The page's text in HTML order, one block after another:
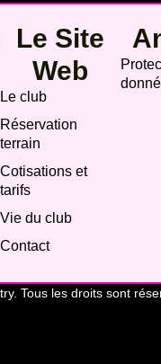
Le Site
Web
Le club
Réservation
terrain
Cotisations et
tarifs
Vie du club
Contact
Tous les droits sont